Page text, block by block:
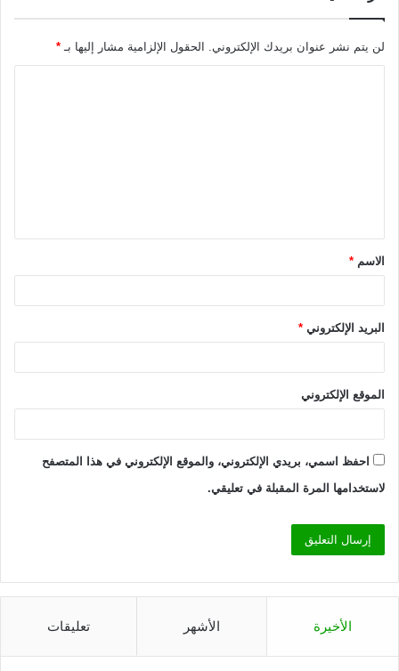
لن يتم نشر عنوان بريدك الإلكتروني. الحقول الإلزامية مشار إليها بـ *
ق
*الاسم *
البريد الإلكتروني *
الموقع الإلكتروني
احفظ اسمي، بريدي الإلكتروني، والموقع الإلكتروني في هذا المتصفح
لاستخدامها المرة المقبلة في تعليقي.
الأخيرة الأشهر تعليقات